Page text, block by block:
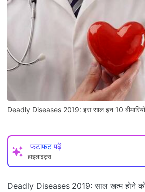
Deadly Diseases 2019: इस साल इन 10 बीमारियों
फटाफट पढ़ें
हाइलाइट्स
Deadly Diseases 2019: साल खत्म होने